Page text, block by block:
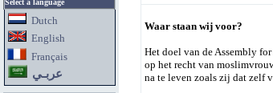
Select a language
Dutch
English
Français
عربـي
Waar staan wij voor?
Het doel van de Assembly
op het recht van
na te leven zoals zij dat zelf